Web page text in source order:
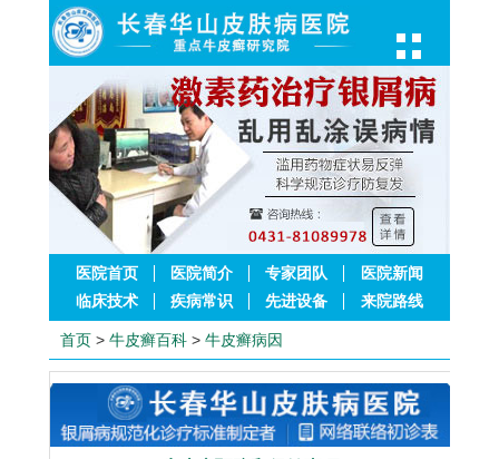
医院首页 医院简介 专家团队
医院新闻
临床技术
疾病常识 先进设备 来院路线
首页 > 牛皮癣百科 > 牛皮癣病因